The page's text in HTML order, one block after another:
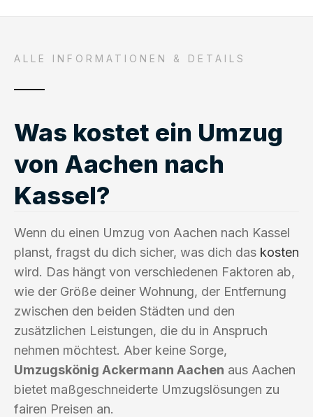
ALLE INFORMATIONEN & DETAILS
Was kostet ein Umzug
von Aachen nach
Kassel?
Wenn du einen Umzug von Aachen nach Kassel
planst, fragst du dich sicher, was dich das kosten
wird. Das hängt von verschiedenen Faktoren ab,
wie der Größe deiner Wohnung, der Entfernung
zwischen den beiden Städten und den
zusätzlichen Leistungen, die du in Anspruch
nehmen möchtest. Aber keine Sorge,
Umzugskönig Ackermann Aachen aus Aachen
bietet maßgeschneiderte Umzugslösungen zu
fairen Preisen an.